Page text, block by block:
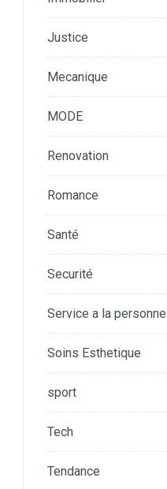
Justice
Mecanique
MODE
Renovation
Romance
Santé
Securité
Service a la personne
Soins Esthetique
sport
Tech
Tendance